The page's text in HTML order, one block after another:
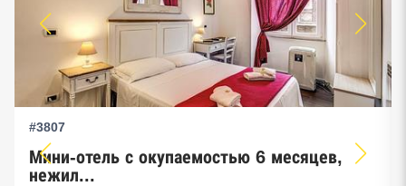
#3807
Мини-отель с окупаемостью 6 месяцев,
нежил...